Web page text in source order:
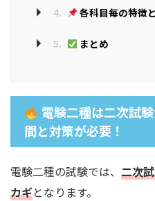
4. 各科目毎の特徴
5. まとめ
電験二種は二次試
間と対策が必要！
電験二種の試験では、 二次
カギとなります。